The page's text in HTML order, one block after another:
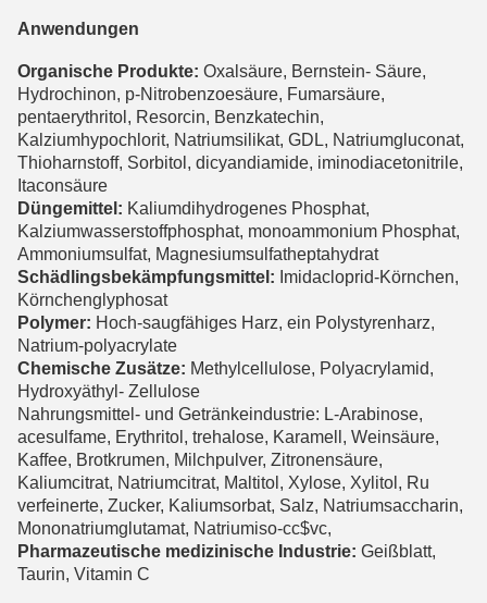
Anwendungen
Organische Produkte: Oxalsäure, Bernstein- Säure,
Hydrochinon, p-Nitrobenzoesäure, Fumarsäure,
pentaerythritol, Resorcin, Benzkatechin,
Kalziumhypochlorit, Natriumsilikat, GDL, Natriumgluconat,
Thioharnstoff, Sorbitol, dicyandiamide, iminodiacetonitrile,
Itaconsäure
Düngemittel: Kaliumdihydrogenes Phosphat,
Kalziumwasserstoffphosphat, monoammonium Phosphat,
Ammoniumsulfat, Magnesiumsulfatheptahydrat
Schädlingsbekämpfungsmittel: Imidacloprid-Körnchen,
Körnchenglyphosat
Polymer: Hoch-saugfähiges Harz, ein Polystyrenharz,
Natrium-polyacrylate
Chemische Zusätze: Methylcellulose, Polyacrylamid,
Hydroxyäthyl- Zellulose
Nahrungsmittel- und Getränkeindustrie: L-Arabinose,
acesulfame, Erythritol, trehalose, Karamell, Weinsäure,
Kaffee, Brotkrumen, Milchpulver, Zitronensäure,
Kaliumcitrat, Natriumcitrat, Maltitol, Xylose, Xylitol, Ru
verfeinerte, Zucker, Kaliumsorbat, Salz, Natriumsaccharin,
Mononatriumglutamat, Natriumiso-cc$vc,
Pharmazeutische medizinische Industrie: Geißblatt,
Taurin, Vitamin C